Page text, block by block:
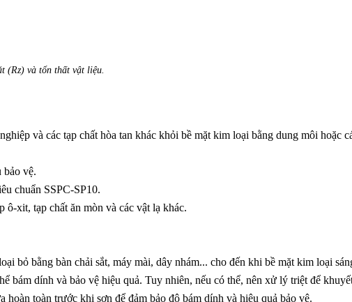
(Rz) và tổn thất vật liệu.
và các tạp chất hòa tan khác khỏi bề mặt kim loại bằng dung môi hoặc
bảo vệ.
chuẩn SSPC-SP10.
ô-xit, tạp chất ăn mòn và các vật lạ khác.
bỏ bằng bàn chải sắt, máy mài, dây nhám... cho đến khi bề mặt kim loại
bám dính và bảo vệ hiệu quả. Tuy nhiên, nếu có thể, nên xử lý triệt để
toàn trước khi sơn để đảm bảo độ bám dính và hiệu quả bảo vệ.